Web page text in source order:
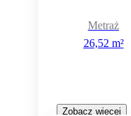
Metraż
26,52 m²
Zobacz więcej